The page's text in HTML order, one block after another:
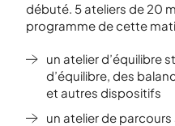
débuté. 5 ateliers de 20
programme de cette
un atelier d’équilibre
d’équilibre, des
et autres dispositifs
un atelier de